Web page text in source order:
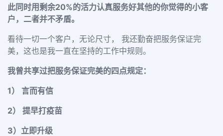
此同时用剩余20%的活力认真服务好其他的你觉得的小客
户，二者并不矛盾。
看待一切一个客户，无论尺寸，
我还勤奋把服务保证完
美，这也是我一直在坚持的工作中规则。
我曾共享过把服务保证完美的四点规定：
1） 言而有信
2） 提早打疫苗
3）立即升级